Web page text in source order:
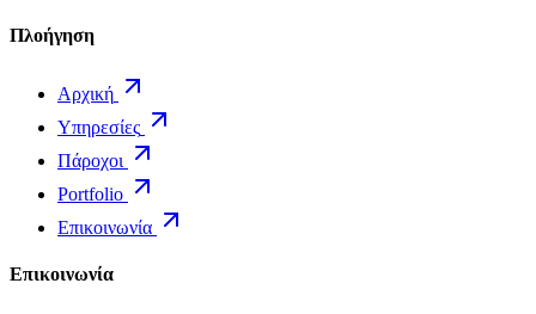
Πλοήγηση
Αρχική
Υπηρεσίες
Πάροχοι
Portfolio
Επικοινωνία
Επικοινωνία